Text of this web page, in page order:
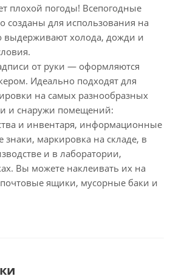
плохой погоды! Всепогодные
созданы для использования на
выдерживают холода, дожди и
от руки — оформляются
Идеально подходят для
на самых разнообразных
и снаружи помещений:
и инвентаря, информационные
маркировка на складе, в
и в лаборатории,
Вы можете наклеивать их на
ящики, мусорные баки и